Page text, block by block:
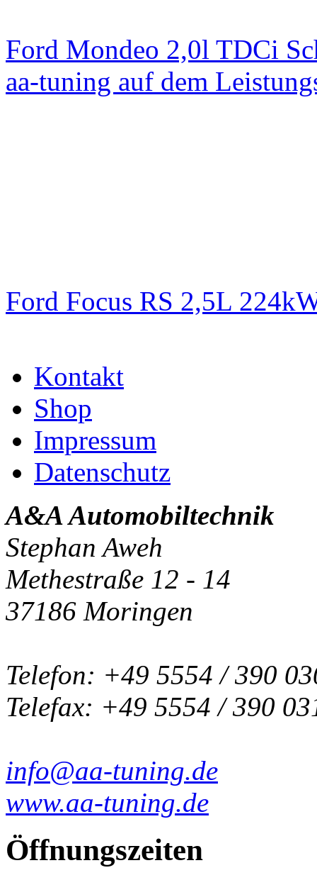
Ford Mondeo 2,0l TDCi
aa-tuning auf dem
Ford Focus RS 2,5L
Kontakt
Shop
Impressum
Datenschutz
A&A Automobiltechnik
Stephan Aweh
Methestraße 12 - 14
37186 Moringen
Telefon: +49 5554 / 390
Telefax: +49 5554 / 390
info@aa-tuning.de
www.aa-tuning.de
Öffnungszeiten